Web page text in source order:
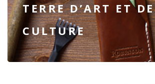
TERRE D’ART ET DE
CULTURE